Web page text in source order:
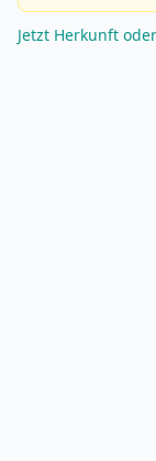
Jetzt Herkunft